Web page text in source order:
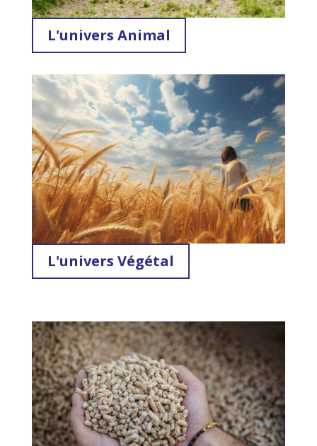
L'univers Animal
L'univers Végétal